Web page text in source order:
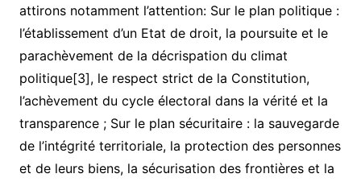
attirons notamment l’attention: Sur le plan politique :
l’établissement d’un Etat de droit, la poursuite et le
parachèvement de la décrispation du climat
politique[3], le respect strict de la Constitution,
l’achèvement du cycle électoral dans la vérité et la
transparence ; Sur le plan sécuritaire : la sauvegarde
de l’intégrité territoriale, la protection des personnes
et de leurs biens, la sécurisation des frontières et la